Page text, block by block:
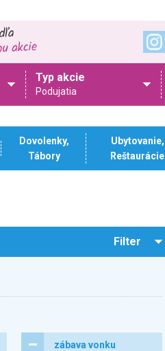
Typ akcie
Podujatia
Dovolenky,
Tábory
Ubytovanie,
Reštaurácie
Filter
zábava vonku